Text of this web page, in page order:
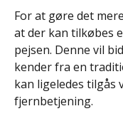
For at gøre det
at der kan tilkøbes
pejsen. Denne vil
kender fra en
kan ligeledes tilgås
fjernbetjening.